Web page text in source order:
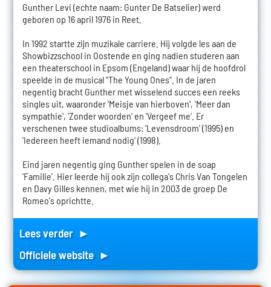
Gunther Levi (echte naam: Gunter De Batselier) werd
geboren op 16 april 1976 in Reet.
In 1992 startte zijn muzikale carriere. Hij volgde les aan de
Showbizzschool in Oostende en ging nadien studeren aan
een theaterschool in Epsom (Engeland) waar hij de hoofdrol
speelde in de musical "The Young Ones". In de jaren
negentig bracht Gunther met wisselend succes een reeks
singles uit, waaronder 'Meisje van hierboven', 'Meer dan
sympathie', 'Zonder woorden' en 'Vergeef me'. Er
verschenen twee studioalbums: 'Levensdroom' (1995) en
'Iedereen heeft iemand nodig' (1998).
Eind jaren negentig ging Gunther spelen in de soap
'Familie'. Hier leerde hij ook zijn collega's Chris Van Tongelen
en Davy Gilles kennen, met wie hij in 2003 de groep De
Romeo's oprichtte.
Lees verder ►
Officiele website ►